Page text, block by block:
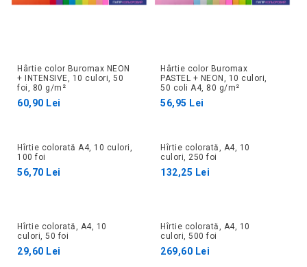
Hârtie color Buromax NEON
+ INTENSIVE, 10 culori, 50
foi, 80 g/m²
60,90 Lei
Hârtie color Buromax
PASTEL + NEON, 10 culori,
50 coli A4, 80 g/m²
56,95 Lei
Hîrtie colorată A4, 10 culori,
100 foi
56,70 Lei
Hîrtie colorată, A4, 10
culori, 250 foi
132,25 Lei
Hîrtie colorată, A4, 10
culori, 50 foi
29,60 Lei
Hîrtie colorată, A4, 10
culori, 500 foi
269,60 Lei